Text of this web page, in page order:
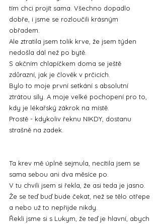
tím chci projít sama. Všechno dopadlo
dobře, i jsme se rozloučili krásným
obřadem.
Ale ztratila jsem tolik krve, že jsem týden
nedošla dál než po bytě.
S akčním chlapíčkem doma se ještě
zdůrazní, jak je člověk v prčicích.
Bylo to moje první setkání s absolutní
ztrátou síly. A moje velké pochopení pro to,
kdy je lékařský zákrok na místě.
Prostě - kdykoliv řeknu NIKDY, dostanu
strašně na zadek.
Ta krev mě úplně sejmula, necítila jsem se
sama sebou ani dva měsíce po.
V tu chvíli jsem si řekla, že asi teda je jasno.
Že se teď buď bude čekat, než se tělo otřepe
a nebo už to nepřijde nikdy.
Řekli jsme si s Lukym, že teď je hlavní, abych